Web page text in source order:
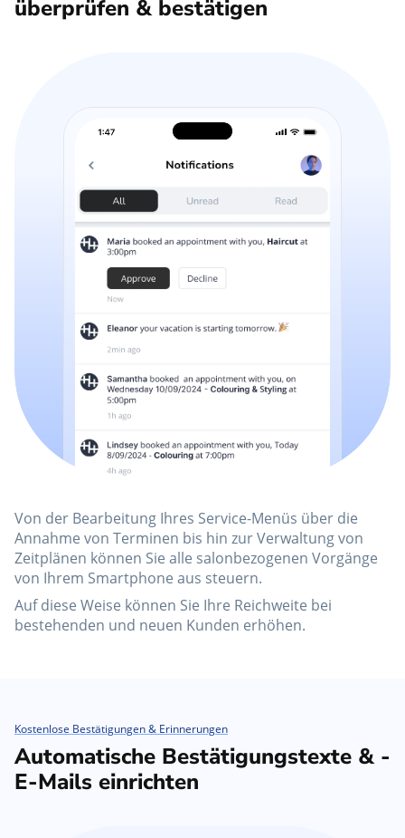
überprüfen & bestätigen
Von der Bearbeitung Ihres Service-Menüs über die
Annahme von Terminen bis hin zur Verwaltung von
Zeitplänen können Sie alle salonbezogenen Vorgänge
von Ihrem Smartphone aus steuern.
Auf diese Weise können Sie Ihre Reichweite bei
bestehenden und neuen Kunden erhöhen.
Kostenlose Bestätigungen & Erinnerungen
Automatische Bestätigungstexte & -
E-Mails einrichten